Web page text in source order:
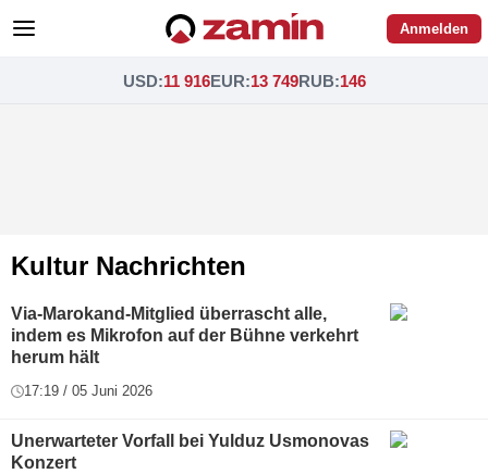
Anmelden
USD:11 916EUR:13 749RUB:146
Kultur Nachrichten
Via-Marokand-Mitglied überrascht alle,
indem es Mikrofon auf der Bühne verkehrt
herum hält
17:19 / 05 Juni 2026
Unerwarteter Vorfall bei Yulduz Usmonovas
Konzert